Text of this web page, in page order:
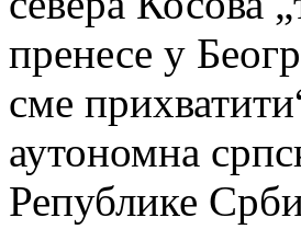
пренесе у
сме
аутономна
Републике